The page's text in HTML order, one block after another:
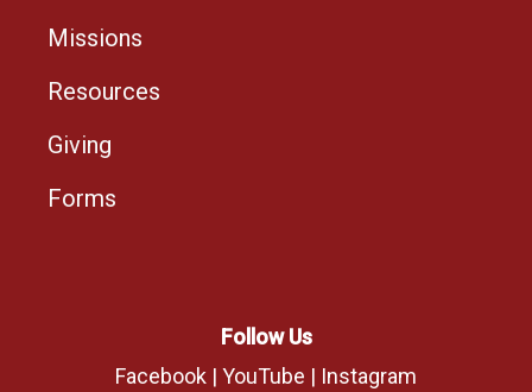
Missions
Resources
Giving
Forms
Follow Us
Facebook | YouTube | Instagram